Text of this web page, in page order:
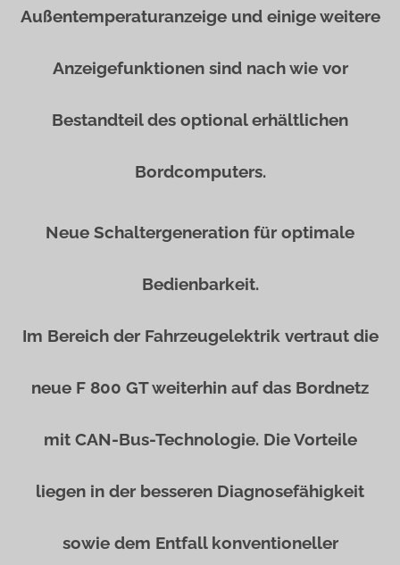
Außentemperaturanzeige und einige weitere
Anzeigefunktionen sind nach wie vor
Bestandteil des optional erhältlichen
Bordcomputers.
Neue Schaltergeneration für optimale
Bedienbarkeit.
Im Bereich der Fahrzeugelektrik vertraut die
neue F 800 GT weiterhin auf das Bordnetz
mit CAN-Bus-Technologie. Die Vorteile
liegen in der besseren Diagnosefähigkeit
sowie dem Entfall konventioneller